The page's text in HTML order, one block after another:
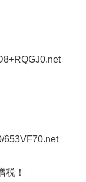
653VF70.net
税！